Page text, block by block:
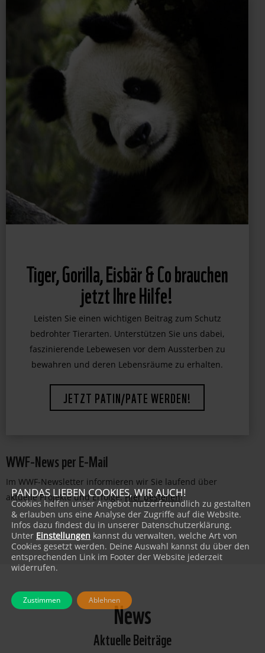
WWF-News per E-Mail
Im WWF-Newsletter informieren wir Sie laufend über
aktuelle Projekte und Erfolge:Hier bestellen!
News
Aktuelle Beiträge
PANDAS LIEBEN COOKIES, WIR AUCH!
Cookies helfen unser Angebot nutzerfreundlich zu gestalten
& erlauben uns eine Analyse der Zugriffe auf die Website.
Infos dazu findest du in unserer Datenschutzerklärung.
Unter Einstellungen kannst du verwalten, welche Art von
Cookies gesetzt werden. Deine Auswahl kannst du über den
entsprechenden Link im Footer der Website jederzeit
widerrufen.
Zustimmen Ablehnen